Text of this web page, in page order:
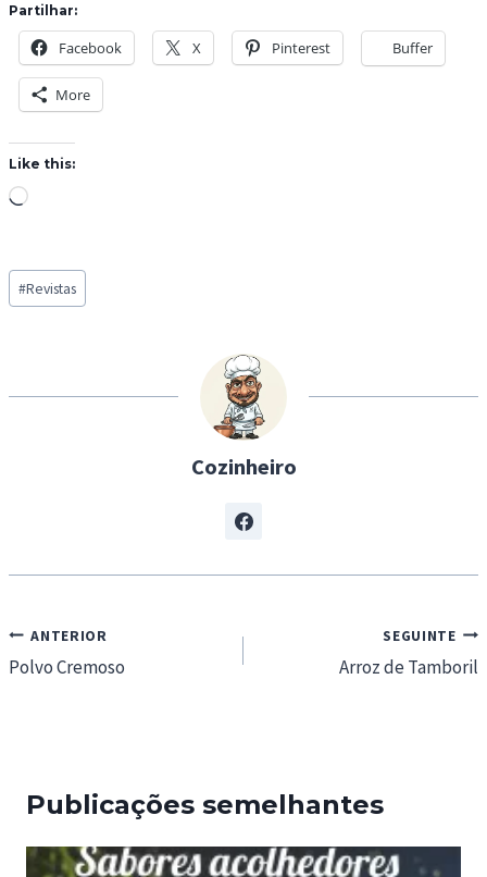
Partilhar:
Facebook X Pinterest Buffer
More
Like this:
L
d
i
…
Post
Tags:
#Revistas
Cozinheiro
Navegação
de
ANTERIOR
Polvo Cremoso
SEGUINTE
Arroz de Tamboril
Publicações semelhantes